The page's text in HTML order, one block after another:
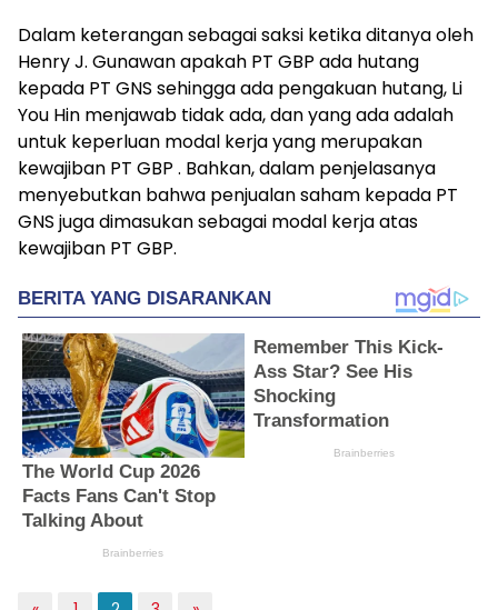
Dalam keterangan sebagai saksi ketika ditanya oleh
Henry J. Gunawan apakah PT GBP ada hutang
kepada PT GNS sehingga ada pengakuan hutang, Li
You Hin menjawab tidak ada, dan yang ada adalah
untuk keperluan modal kerja yang merupakan
kewajiban PT GBP . Bahkan, dalam penjelasanya
menyebutkan bahwa penjualan saham kepada PT
GNS juga dimasukan sebagai modal kerja atas
kewajiban PT GBP.